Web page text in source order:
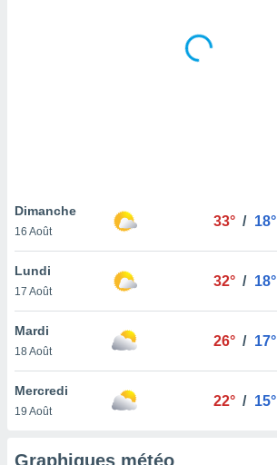
notre
que
et que
Dimanche
16 Août
33° / 18°
Lundi
17 Août
32° / 18°
Mardi
18 Août
26° / 17°
Mercredi
19 Août
22° / 15°
Graphiques météo